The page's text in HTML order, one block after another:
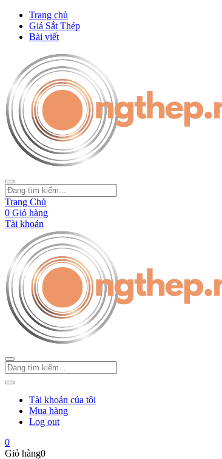
Trang chủ
Giá Sắt Thép
Bài viết
Trang Chủ
0 Giỏ hàng
Tài khoản
Tài khoản của tôi
Mua hàng
Log out
0
Giỏ hàng0